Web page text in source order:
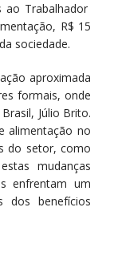
ao Trabalhador
R$ 15
sociedade.
aproximada
formais, onde
Júlio Brito.
alimentação no
do setor, como
mudanças
enfrentam um
dos benefícios